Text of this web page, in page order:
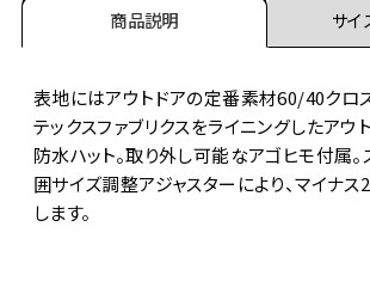
商品説明 サイ
表地にはアウトドアの定番素材60/40クロ
テックスファブリクスをライニングしたアウ
防水ハット。取り外し可能なアゴヒモ付属
囲サイズ調整アジャスターにより、マイナ
します。